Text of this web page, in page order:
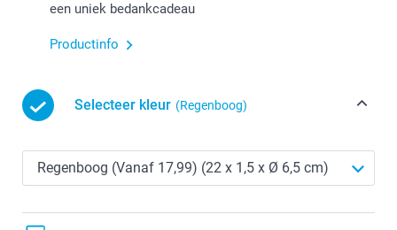
een uniek bedankcadeau
Productinfo
Selecteer kleur (Regenboog)